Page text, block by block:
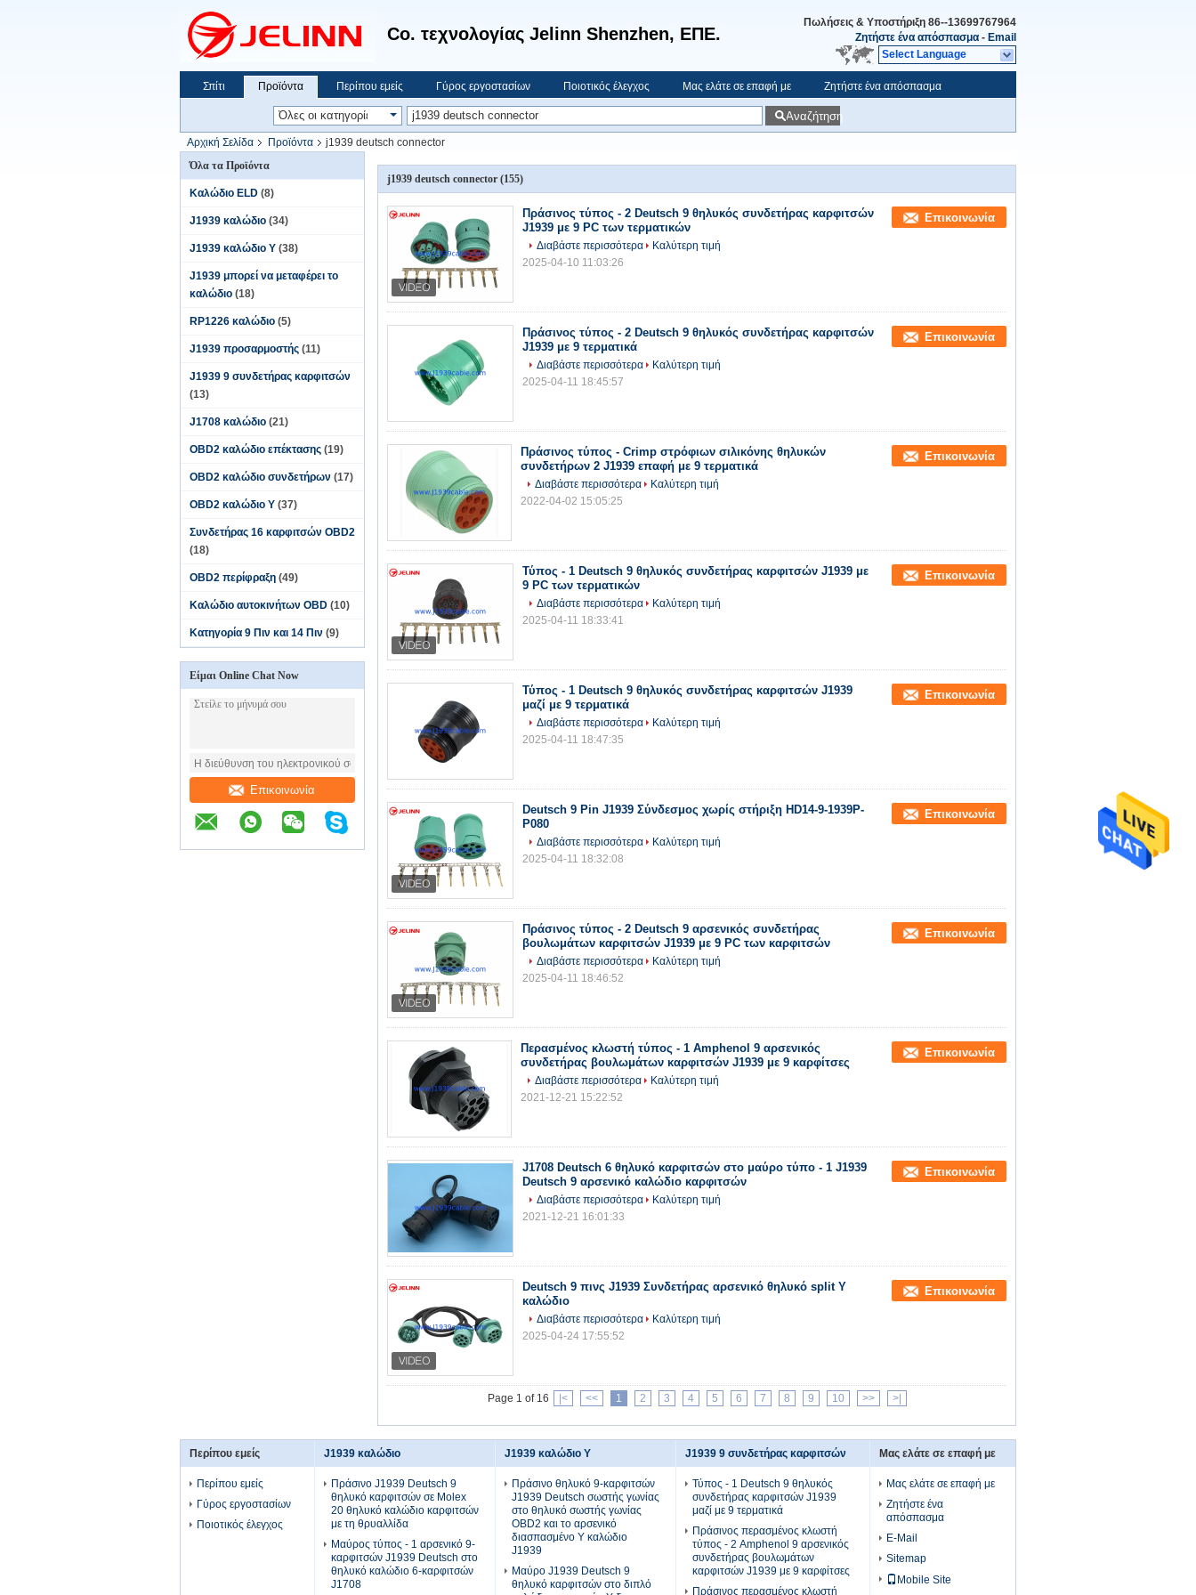
Co. τεχνολογίας Jelinn Shenzhen, ΕΠΕ.
Πωλήσεις & Υποστήριξη 86--13699767964
Ζητήστε ένα απόσπασμα - Email
Select Language
Σπίτι Προϊόντα Περίπου εμείς Γύρος εργοστασίων Ποιοτικός έλεγχος Μας ελάτε σε επαφή με Ζητήστε ένα απόσπασμα
Αναζήτηση
Αρχική Σελίδα Προϊόντα
j1939 deutsch connector
Όλα τα Προϊόντα
Καλώδιο ELD (8)
J1939 καλώδιο (34)
J1939 καλώδιο Υ (38)
J1939 μπορεί να μεταφέρει το
καλώδιο (18)
RP1226 καλώδιο (5)
J1939 προσαρμοστής (11)
J1939 9 συνδετήρας καρφιτσών
(13)
J1708 καλώδιο (21)
OBD2 καλώδιο επέκτασης (19)
OBD2 καλώδιο συνδετήρων (17)
OBD2 καλώδιο Υ (37)
Συνδετήρας 16 καρφιτσών OBD2
(18)
OBD2 περίφραξη (49)
Καλώδιο αυτοκινήτων OBD (10)
Κατηγορία 9 Πιν και 14 Πιν (9)
Είμαι Online Chat Now
Επικοινωνία
j1939 deutsch connector (155)
Πράσινος τύπος - 2 Deutsch 9 θηλυκός συνδετήρας καρφιτσών
J1939 με 9 PC των τερματικών
Επικοινωνία
Διαβάστε περισσότερα
Καλύτερη τιμή
2025-04-10 11:03:26
Πράσινος τύπος - 2 Deutsch 9 θηλυκός συνδετήρας καρφιτσών
J1939 με 9 τερματικά
Επικοινωνία
Διαβάστε περισσότερα
Καλύτερη τιμή
2025-04-11 18:45:57
Πράσινος τύπος - Crimp στρόφιων σιλικόνης θηλυκών
συνδετήρων 2 J1939 επαφή με 9 τερματικά
Επικοινωνία
Διαβάστε περισσότερα
Καλύτερη τιμή
2022-04-02 15:05:25
Τύπος - 1 Deutsch 9 θηλυκός συνδετήρας καρφιτσών J1939 με
9 PC των τερματικών
Επικοινωνία
Διαβάστε περισσότερα
Καλύτερη τιμή
2025-04-11 18:33:41
Τύπος - 1 Deutsch 9 θηλυκός συνδετήρας καρφιτσών J1939
μαζί με 9 τερματικά
Επικοινωνία
Διαβάστε περισσότερα
Καλύτερη τιμή
2025-04-11 18:47:35
Deutsch 9 Pin J1939 Σύνδεσμος χωρίς στήριξη HD14-9-1939P-
P080
Επικοινωνία
Διαβάστε περισσότερα
Καλύτερη τιμή
2025-04-11 18:32:08
Πράσινος τύπος - 2 Deutsch 9 αρσενικός συνδετήρας
βουλωμάτων καρφιτσών J1939 με 9 PC των καρφιτσών
Επικοινωνία
Διαβάστε περισσότερα
Καλύτερη τιμή
2025-04-11 18:46:52
Περασμένος κλωστή τύπος - 1 Amphenol 9 αρσενικός
συνδετήρας βουλωμάτων καρφιτσών J1939 με 9 καρφίτσες
Επικοινωνία
Διαβάστε περισσότερα
Καλύτερη τιμή
2021-12-21 15:22:52
J1708 Deutsch 6 θηλυκό καρφιτσών στο μαύρο τύπο - 1 J1939
Deutsch 9 αρσενικό καλώδιο καρφιτσών
Επικοινωνία
Διαβάστε περισσότερα
Καλύτερη τιμή
2021-12-21 16:01:33
Deutsch 9 πινς J1939 Συνδετήρας αρσενικό θηλυκό split Y
καλώδιο
Επικοινωνία
Διαβάστε περισσότερα
Καλύτερη τιμή
2025-04-24 17:55:52
Page 1 of 16 |< << 1 2 3 4 5 6 7 8 9 10 >> >|
Περίπου εμείς
Περίπου εμείς
Γύρος εργοστασίων
Ποιοτικός έλεγχος
J1939 καλώδιο
Πράσινο J1939 Deutsch 9
θηλυκό καρφιτσών σε Molex
20 θηλυκό καλώδιο καρφιτσών
με τη θρυαλλίδα
Μαύρος τύπος - 1 αρσενικό 9-
καρφιτσών J1939 Deutsch στο
θηλυκό καλώδιο 6-καρφιτσών
J1708
J1939 καλώδιο Υ
Πράσινο θηλυκό 9-καρφιτσών
J1939 Deutsch σωστής γωνίας
στο θηλυκό σωστής γωνίας
OBD2 και το αρσενικό
διασπασμένο Υ καλώδιο
J1939
Μαύρο J1939 Deutsch 9
θηλυκό καρφιτσών στο διπλό
J1939 9 συνδετήρας καρφιτσών
Τύπος - 1 Deutsch 9 θηλυκός
συνδετήρας καρφιτσών J1939
μαζί με 9 τερματικά
Πράσινος περασμένος κλωστή
τύπος - 2 Amphenol 9 αρσενικός
συνδετήρας βουλωμάτων
καρφιτσών J1939 με 9 καρφίτσες
Πράσινος περασμένος κλωστή
Μας ελάτε σε επαφή με
Μας ελάτε σε επαφή με
Ζητήστε ένα
απόσπασμα
E-Mail
Sitemap
Mobile Site